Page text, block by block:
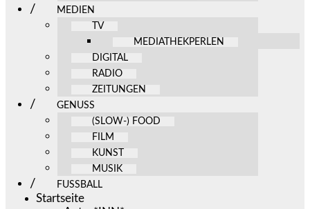
MEDIEN
TV
MEDIATHEKPERLEN
DIGITAL
RADIO
ZEITUNGEN
GENUSS
(SLOW-) FOOD
FILM
KUNST
MUSIK
FUSSBALL
Startseite